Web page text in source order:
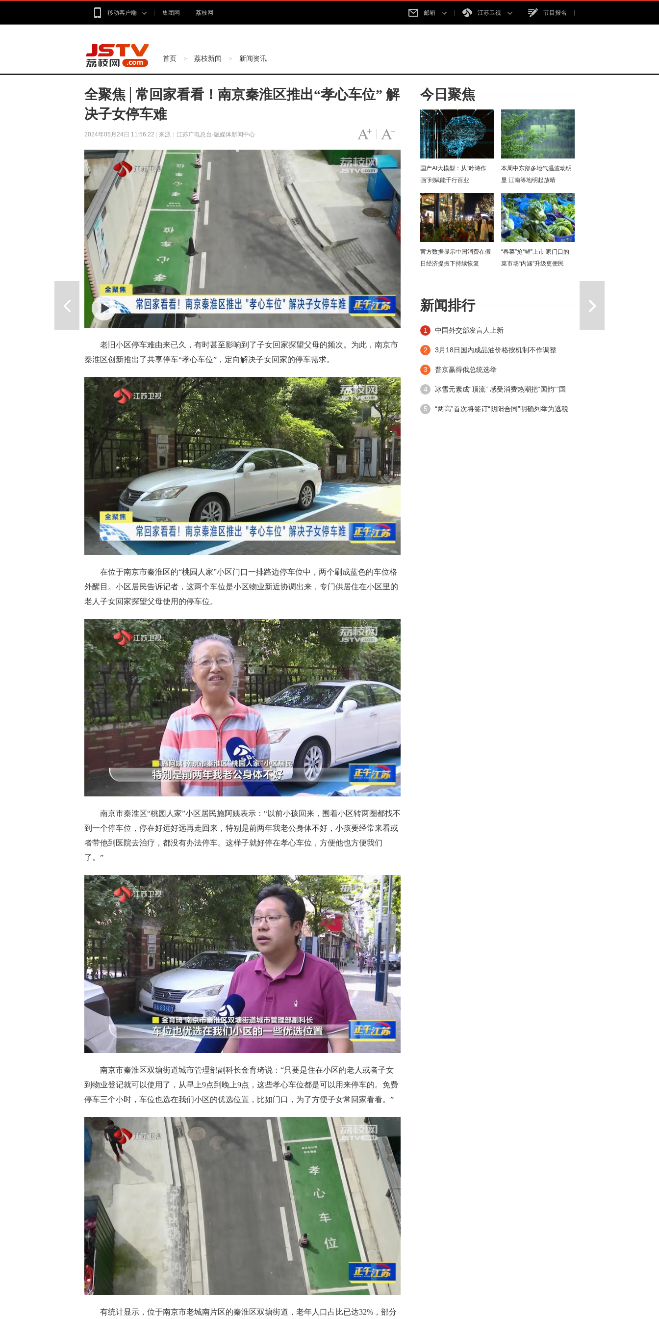
移动客户端 集团网 荔枝网 邮箱 江苏卫视 节目报名
首页 > 荔枝新闻 > 新闻资讯
全聚焦│常回家看看！南京秦淮区推出“孝心车位” 解
决子女停车难
2024年05月24日 11:56:22 来源：江苏广电总台·融媒体新闻中心 字号变小
老旧小区停车难由来已久，有时甚至影响到了子女回家探望父母的频次。为此，南京市
秦淮区创新推出了共享停车“孝心车位”，定向解决子女回家的停车需求。
在位于南京市秦淮区的“桃园人家”小区门口一排路边停车位中，两个刷成蓝色的车位格
外醒目。小区居民告诉记者，这两个车位是小区物业新近协调出来，专门供居住在小区里的
老人子女回家探望父母使用的停车位。
南京市秦淮区“桃园人家”小区居民施阿姨表示：“以前小孩回来，围着小区转两圈都找不
到一个停车位，停在好远好远再走回来，特别是前两年我老公身体不好，小孩要经常来看或
者带他到医院去治疗，都没有办法停车。这样子就好停在孝心车位，方便他也方便我们
了。”
南京市秦淮区双塘街道城市管理部副科长金育琦说：“只要是住在小区的老人或者子女
到物业登记就可以使用了，从早上9点到晚上9点，这些孝心车位都是可以用来停车的。免费
停车三个小时，车位也选在我们小区的优选位置，比如门口，为了方便子女常回家看看。”
有统计显示，位于南京市老城南片区的秦淮区双塘街道，老年人口占比已达32%，部分
今日聚焦
国产AI大模型：从“吟诗作
画”到赋能千行百业
本周中东部多地气温波动明
显 江南等地明起放晴
官方数据显示中国消费在假
日经济提振下持续恢复
“春菜”抢“鲜”上市 家门口的
菜市场“内涵”升级更便民
新闻排行
1 中国外交部发言人上新
2 3月18日国内成品油价格按机制不作调整
3 普京赢得俄总统选举
4 冰雪元素成“顶流” 感受消费热潮把“国韵”“国
潮”带回家
5 “两高”首次将签订“阴阳合同”明确列举为逃税